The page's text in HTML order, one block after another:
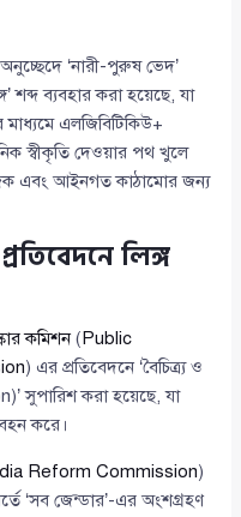
‘নারী-পুরুষ ভেদ’
শব্দ ব্যবহার করা হয়েছে, যা
মাধ্যমে এলজিবিটিকিউ+
স্বীকৃতি দেওয়ার পথ খুলে
এবং আইনগত কাঠামোর জন্য
লিঙ্গ
কমিশন( Public
) এর প্রতিবেদনে ‘বৈচিত্র্য ও
সুপারিশ করা হয়েছে, যা
করে।
Reform Commission)
‘সব জেন্ডার’-এর অংশগ্রহণ